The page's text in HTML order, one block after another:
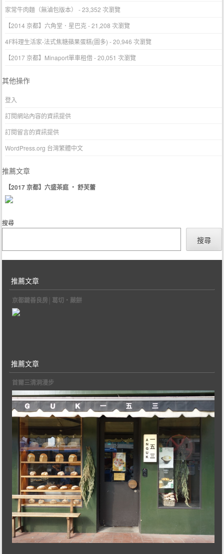
家常牛肉麵（無滷包版本）
- 23,352 次瀏覽
【2014 京都】六角堂．星巴克- 21,208 次瀏覽
4F料理生活家-法式焦糖蘋果蛋糕(圖多) - 20,946 次瀏覽
【2017 京都】Minaport單車租借- 20,051 次瀏覽
其他操作
登入
訂閱網站內容的資訊提供
訂閱留言的資訊提供
WordPress.org 台灣繁體中文
推薦文章
【2017 京都】六盛茶庭 ‧ 舒芙蕾
搜尋
搜尋
推薦文章
京都鍵善良房│葛切‧蕨餅
推薦文章
首爾三清洞漫步